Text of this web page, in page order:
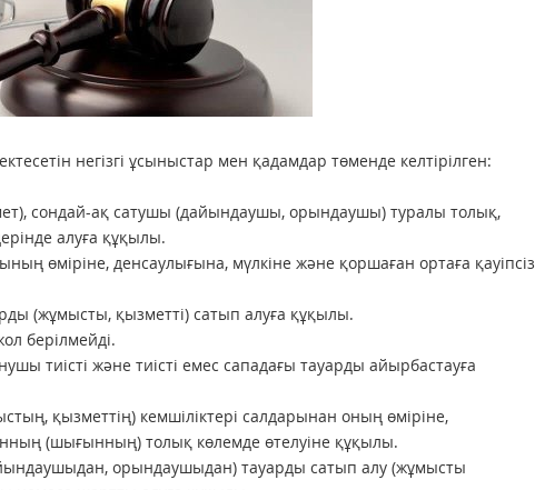
негізгі ұсыныстар мен қадамдар төменде келтірілген:
сондай-ақ сатушы (дайындаушы, орындаушы) туралы толық,
алуға құқылы.
өміріне, денсаулығына, мүлкіне және қоршаған ортаға қауіпсіз
(жұмысты, қызметті) сатып алуға құқылы.
берілмейді.
тиісті және тиісті емес сападағы тауарды айырбастауға
қызметтің) кемшіліктері салдарынан оның өміріне,
(шығынның) толық көлемде өтелуіне құқылы.
орындаушыдан) тауарды сатып алу (жұмысты